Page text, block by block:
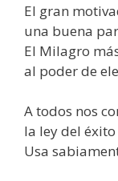
El gran
una buena
El Milagro
al poder de
A todos nos
la ley del
Usa